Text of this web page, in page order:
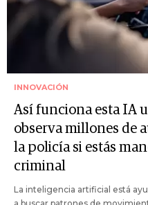
INNOVACIÓN
Así funciona esta IA
observa millones de
la policía si estás
criminal
La inteligencia artificial está